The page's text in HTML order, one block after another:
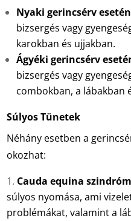
Nyaki gerincsérv
bizsergés vagy
karokban és ujjakban.
Ágyéki gerincsérv
bizsergés vagy
combokban, a lábakban
Súlyos Tünetek
Néhány esetben a
okozhat:
Cauda equina
súlyos nyomása, ami
problémákat, valamint a